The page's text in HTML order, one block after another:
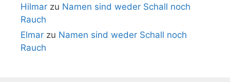
Hilmar zu Namen sind weder Schall noch
Rauch
Elmar zu Namen sind weder Schall noch
Rauch